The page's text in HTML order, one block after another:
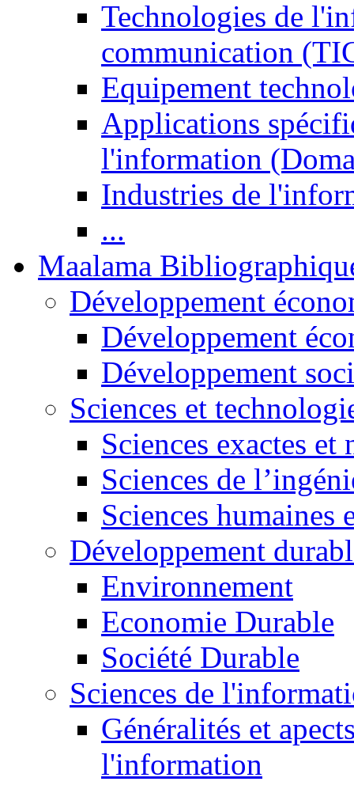
Technologies de
communication
Equipement
Applications
l'information
Industries de
...
Maalama
Développement
Développement
Développement
Sciences et
Sciences exactes et
Sciences de
Sciences humaines
Développement
Environnement
Economie Durable
Société Durable
Sciences de
Généralités et
l'information